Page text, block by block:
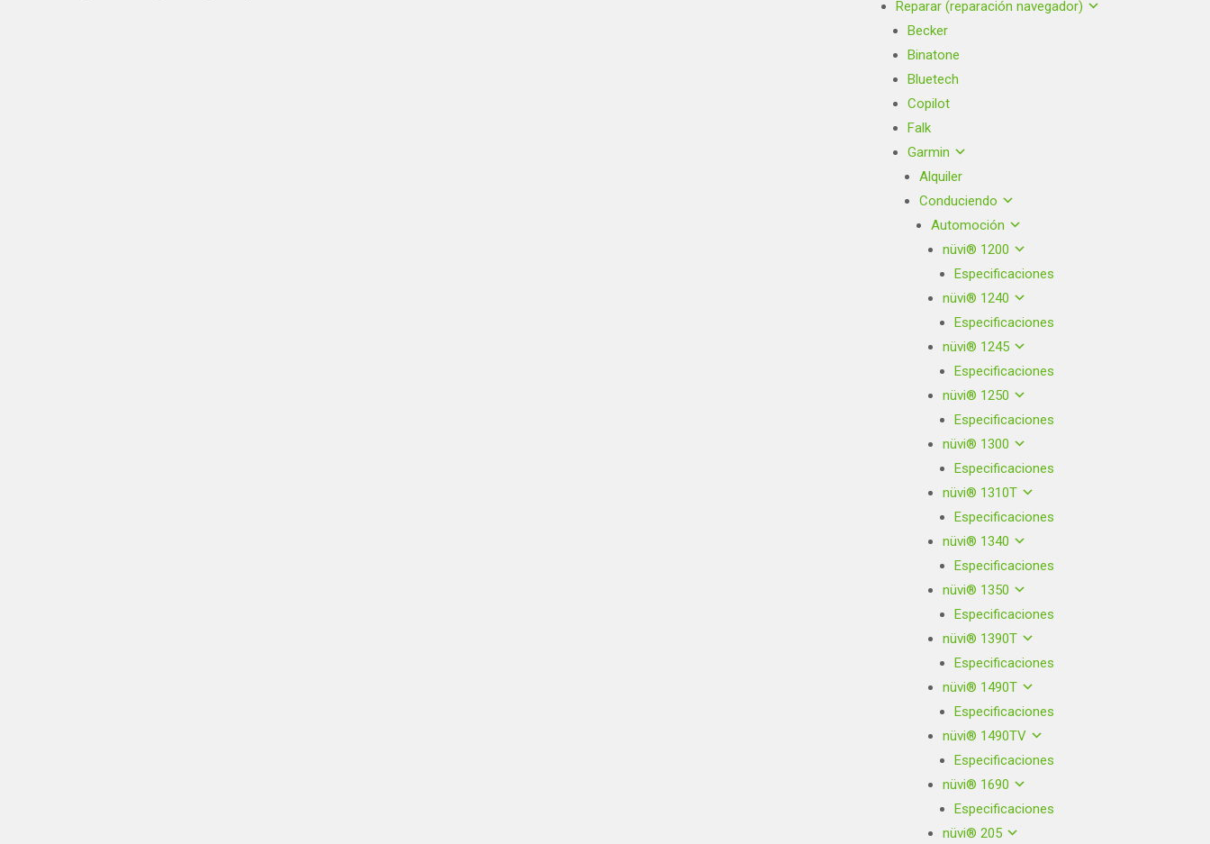
Reparar (reparación navegador)
Becker
Binatone
Bluetech
Copilot
Falk
Garmin
Alquiler
Conduciendo
Automoción
nüvi® 1200
Especificaciones
nüvi® 1240
Especificaciones
nüvi® 1245
Especificaciones
nüvi® 1250
Especificaciones
nüvi® 1300
Especificaciones
nüvi® 1310T
Especificaciones
nüvi® 1340
Especificaciones
nüvi® 1350
Especificaciones
nüvi® 1390T
Especificaciones
nüvi® 1490T
Especificaciones
nüvi® 1490TV
Especificaciones
nüvi® 1690
Especificaciones
nüvi® 205